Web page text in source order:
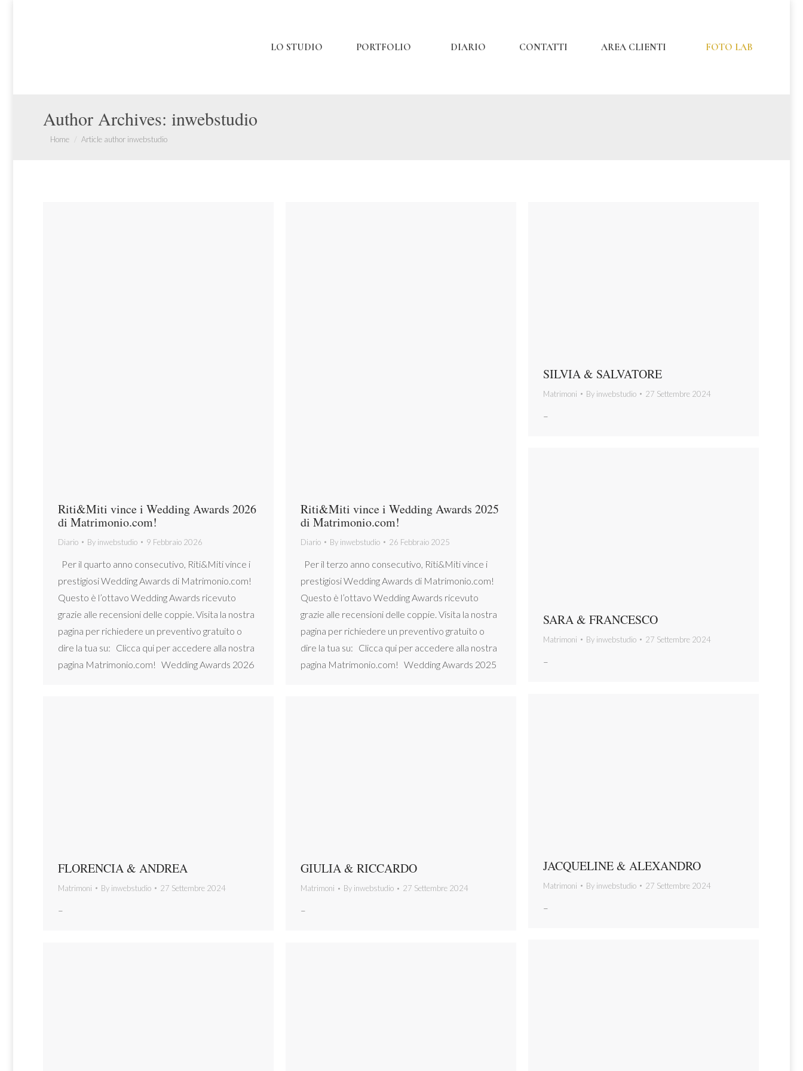
LO STUDIO PORTFOLIO DIARIO CONTATTI AREA CLIENTI FOTO LAB
Author Archives: inwebstudio
You are here:
Home Article author inwebstudio
Riti&Miti vince i Wedding Awards 2026
di Matrimonio.com!
Diario By inwebstudio 9 Febbraio 2026
Per il quarto anno consecutivo, Riti&Miti vince i
prestigiosi Wedding Awards di Matrimonio.com!
Questo è l’ottavo Wedding Awards ricevuto
grazie alle recensioni delle coppie. Visita la nostra
pagina per richiedere un preventivo gratuito o
dire la tua su: Clicca qui per accedere alla nostra
pagina Matrimonio.com! Wedding Awards 2026
Riti&Miti vince i Wedding Awards 2025
di Matrimonio.com!
Diario By inwebstudio 26 Febbraio 2025
Per il terzo anno consecutivo, Riti&Miti vince i
prestigiosi Wedding Awards di Matrimonio.com!
Questo è l’ottavo Wedding Awards ricevuto
grazie alle recensioni delle coppie. Visita la nostra
pagina per richiedere un preventivo gratuito o
dire la tua su: Clicca qui per accedere alla nostra
pagina Matrimonio.com! Wedding Awards 2025
SILVIA & SALVATORE
Matrimoni By inwebstudio 27 Settembre 2024
–
SARA & FRANCESCO
Matrimoni By inwebstudio 27 Settembre 2024
–
JACQUELINE & ALEXANDRO
Matrimoni By inwebstudio 27 Settembre 2024
–
FLORENCIA & ANDREA
Matrimoni By inwebstudio 27 Settembre 2024
–
GIULIA & RICCARDO
Matrimoni By inwebstudio 27 Settembre 2024
–